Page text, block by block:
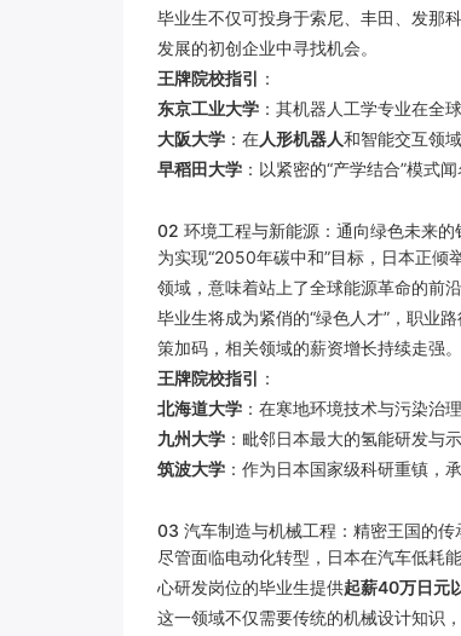
毕业生不仅可投身于索尼、丰田、发那
发展的初创企业中寻找机会。
王牌院校指引 ：
东京工业大学 ：其机器人工学专业在全
大阪大学 ：在人形机器人和智能交互领
早稻田大学 ：以紧密的“产学结合”模式
02 环境工程与新能源：通向绿色未来的
为实现“2050年碳中和”目标，日本正倾
领域，意味着站上了全球能源革命的前沿
毕业生将成为紧俏的“绿色人才”，职业
策加码，相关领域的薪资增长持续走强。
王牌院校指引 ：
北海道大学 ：在寒地环境技术与污染治
九州大学 ：毗邻日本最大的氢能研发与
筑波大学 ：作为日本国家级科研重镇，
03 汽车制造与机械工程：精密王国的传
尽管面临电动化转型，日本在汽车低耗
心研发岗位的毕业生提供起薪40万日元
这一领域不仅需要传统的机械设计知识